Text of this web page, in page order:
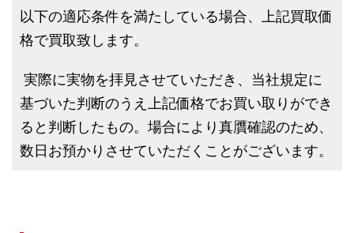
以下の適応条件を満たしている場合、上記買取価
格で買取致します。
実際に実物を拝見させていただき、当社規定に
基づいた判断のうえ上記価格でお買い取りができ
ると判断したもの。場合により真贋確認のため、
数日お預かりさせていただくことがございます。